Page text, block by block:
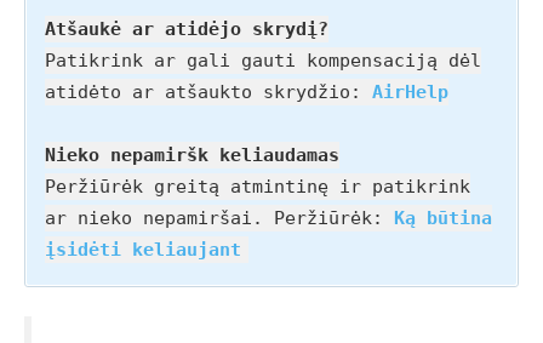
Atšaukė ar atidėjo skrydį?
Patikrink ar gali gauti kompensaciją dėl
atidėto ar atšaukto skrydžio: AirHelp
Nieko nepamiršk keliaudamas
Peržiūrėk greitą atmintinę ir patikrink
ar nieko nepamiršai. Peržiūrėk: Ką būtina
įsidėti keliaujant